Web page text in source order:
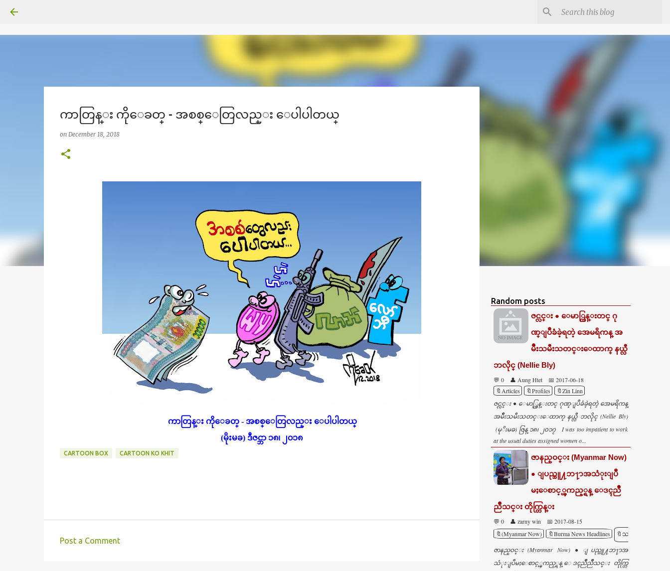
ကာတြန္း ကိုေခတ္ - အစစ္ေတြလည္း ေပါပါတယ္
on December 18, 2018
ကာတြန္း ကိုေခတ္ - အစစ္ေတြလည္း ေပါပါတယ္
(မိုးမခ) ဒီဇင္ဘာ ၁၈၊ ၂၀၁၈
CARTOON BOX CARTOON KO KHIT
Post a Comment
Random posts
ဇင္လင္း ● ေမာ္ကြန္းတင္ ဂု
ဏ္ျပဳခံခဲ့ရတဲ့ အေမရိကန္ အ
မ်ဳိးသမီးသတင္းေထာက္ နယ္လီ
ဘလိုင္ (Nellie Bly)
💬 0 👤 Aung Htet
📅 2017-06-18
🔖Articles
🔖Profiles
🔖Zin Linn
ဇင္လင္း ● ေမာ္ကြန္းတင္ ဂုဏ္ျပဳခံခဲ့ရတဲ့ အေမရိကန္
အမ်ဳိးသမီးသတင္းေထာက္ နယ္လီ ဘလိုင္ (Nellie Bly)
(မုိးမခ) ဇြန္ ၁၈၊ ၂၀၁၇ I was too impatient to work
at the usual duties assigned women o...
ဇာနည္ဝင္း (Myanmar Now)
● ျပည္သူ႔ဘ႑ာအသံုးျပဳ
မႈေစာင့္ၾကည့္ရန္ ေဒၚညဳိ
ညဳိသင္း တိုက္တြန္း
💬 0 👤 zarny win
📅 2017-08-15
🔖(Myanmar Now)
🔖Burma News Headlines
🔖သတင္း
ဇာနည္ဝင္း (Myanmar Now) ● ျပည္သူ႔ဘ႑ာအ
သံုးျပဳမႈေစာင့္ၾကည့္ရန္ ေဒၚညဳိညဳိသင္း တိုက္တြ